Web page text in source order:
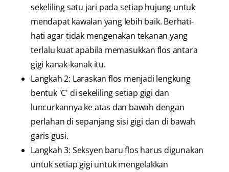
sekeliling satu jari pada setiap hujung untuk
mendapat kawalan yang lebih baik. Berhati-
hati agar tidak mengenakan tekanan yang
terlalu kuat apabila memasukkan flos antara
gigi kanak-kanak itu.
Langkah 2: Laraskan flos menjadi lengkung
bentuk 'C' di sekeliling setiap gigi dan
luncurkannya ke atas dan bawah dengan
perlahan di sepanjang sisi gigi dan di bawah
garis gusi.
Langkah 3: Seksyen baru flos harus digunakan
untuk setiap gigi untuk mengelakkan